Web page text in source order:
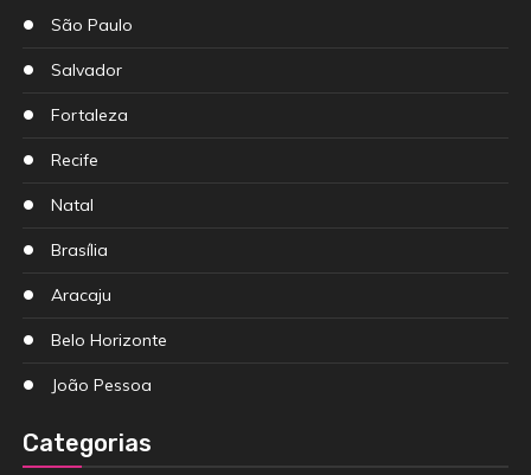
São Paulo
Salvador
Fortaleza
Recife
Natal
Brasília
Aracaju
Belo Horizonte
João Pessoa
Categorias